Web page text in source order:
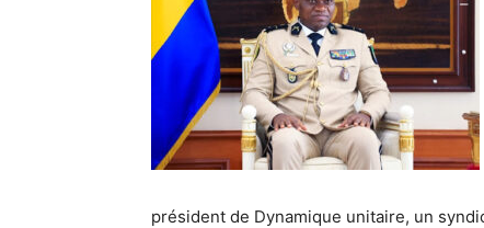
président de Dynamique unitaire, un